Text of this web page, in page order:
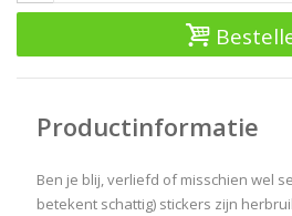
Productinformatie
Ben je blij, verliefd of misschien wel
betekent schattig) stickers zijn